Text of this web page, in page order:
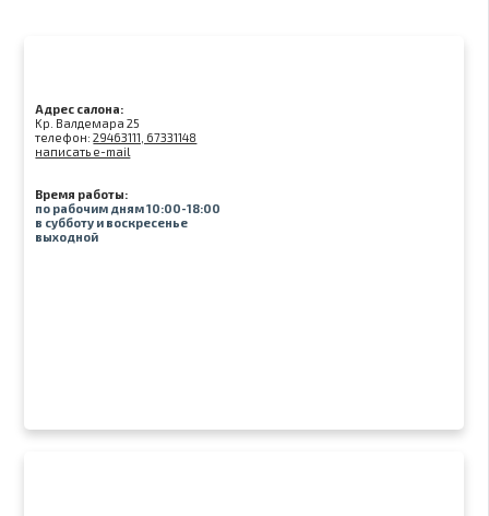
Адрес салона:
Kр. Валдемара 25
телефон:29463111, 67331148
написать e-mail
Время работы:
по рабочим дням 10:00-18:00
в субботу и воскресенье
выходной